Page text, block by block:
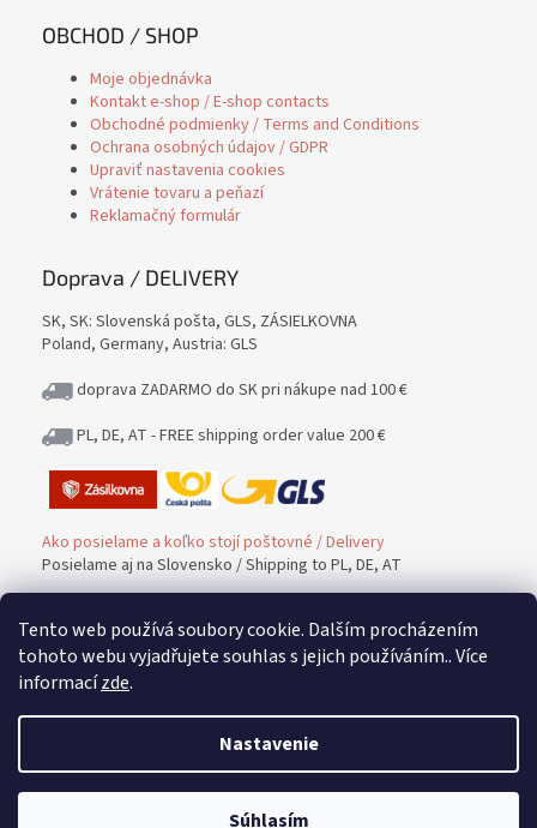
Tento web používá soubory cookie. Dalším procházením
tohoto webu vyjadřujete souhlas s jejich používáním.. Více
informacízde.
Nastavenie
Súhlasím
OBCHOD / SHOP
Moje objednávka
Kontakt e-shop / E-shop contacts
Obchodné podmienky / Terms and Conditions
Ochrana osobných údajov / GDPR
Upraviť nastavenia cookies
Vrátenie tovaru a peňazí
Reklamačný formulár
Doprava / DELIVERY
SK, SK: Slovenská pošta, GLS, ZÁSIELKOVNA
Poland, Germany, Austria: GLS
doprava ZADARMO do SK pri nákupe nad 100 €
PL, DE, AT - FREE shipping order value 200 €
Ako posielame a koľko stojí poštovné / Delivery
Posielame aj na Slovensko / Shipping to PL, DE, AT
Platba / PAYMENT
Možnosť platby / Payment methods